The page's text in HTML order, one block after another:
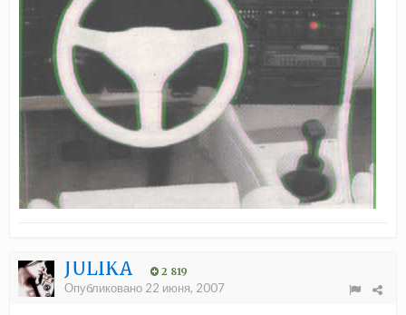
JULIKA 2 819
Опубликовано 22 июня, 2007